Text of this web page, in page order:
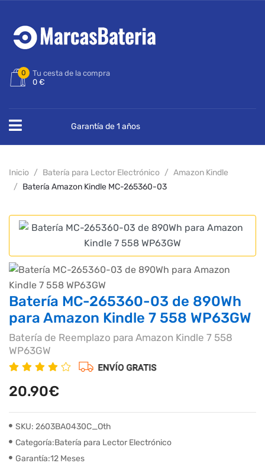
0
Tu cesta de la compra
0 €
Garantía de 1 años
Inicio Batería para Lector Electrónico
Amazon Kindle
Batería Amazon Kindle MC-265360-03
Batería MC-265360-03 de 890Wh
para Amazon Kindle 7 558 WP63GW
Batería de Reemplazo para Amazon Kindle 7 558
WP63GW
20.90€
SKU: 2603BA0430C_Oth
Categoría:Batería para Lector Electrónico
Garantía:12 Meses